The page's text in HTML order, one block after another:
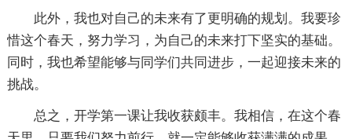
此外，我也对自己的未来有了更明确的规划。我要珍
惜这个春天，努力学习，为自己的未来打下坚实的基础。
同时，我也希望能够与同学们共同进步，一起迎接未来的
挑战。
总之，开学第一课让我收获颇丰。我相信，在这个春